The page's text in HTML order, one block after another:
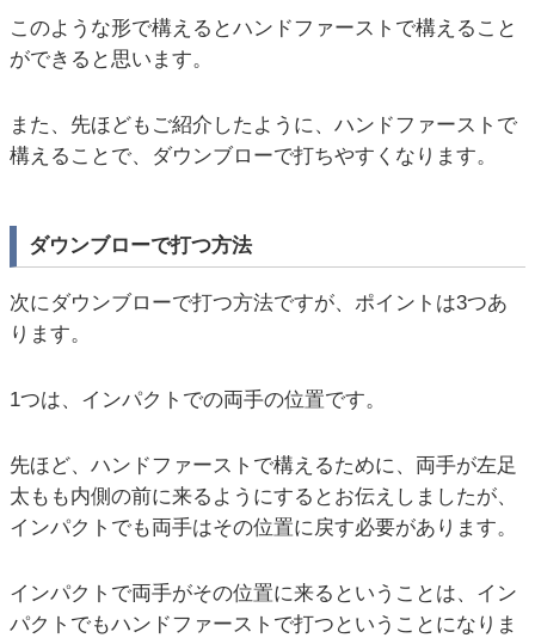
このような形で構えるとハンドファーストで構えること
ができると思います。
また、先ほどもご紹介したように、ハンドファーストで
構えることで、ダウンブローで打ちやすくなります。
ダウンブローで打つ方法
次にダウンブローで打つ方法ですが、ポイントは3つあ
ります。
1つは、インパクトでの両手の位置です。
先ほど、ハンドファーストで構えるために、両手が左足
太もも内側の前に来るようにするとお伝えしましたが、
インパクトでも両手はその位置に戻す必要があります。
インパクトで両手がその位置に来るということは、イン
パクトでもハンドファーストで打つということになりま